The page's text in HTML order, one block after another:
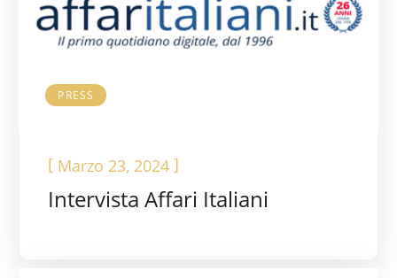
PRESS
[ Marzo 23, 2024 ]
Intervista Affari Italiani